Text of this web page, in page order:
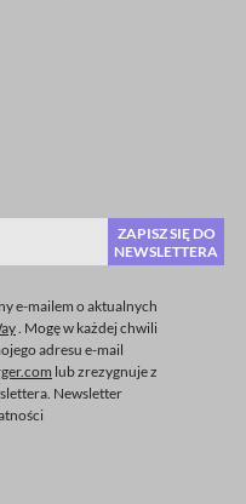
e-mailem o aktualnych
. Mogę w każdej chwili
adresu e-mail
lub zrezygnuje z
Newsletter
ZAPISZ SIĘ DO
NEWSLETTERA